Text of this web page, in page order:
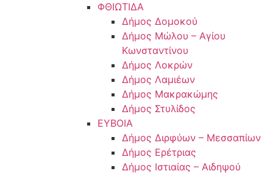
ΦΘΙΩΤΙΔΑ
Δήμος Δομοκού
Δήμος Μώλου – Αγίου
Κωνσταντίνου
Δήμος Λοκρών
Δήμος Λαμιέων
Δήμος Μακρακώμης
Δήμος Στυλίδος
ΕΥΒΟΙΑ
Δήμος Διρφύων – Μεσσαπίων
Δήμος Ερέτριας
Δήμος Ιστιαίας – Αιδηψού